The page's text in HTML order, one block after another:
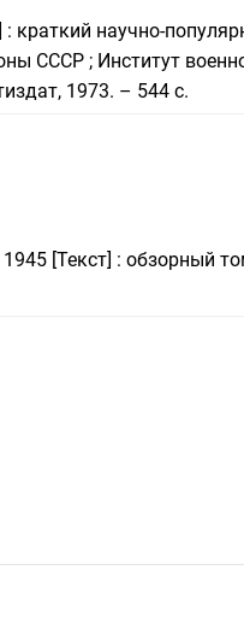
краткий научно-
СССР ; Институт
1973. – 544 с.
[Текст] : обзорный